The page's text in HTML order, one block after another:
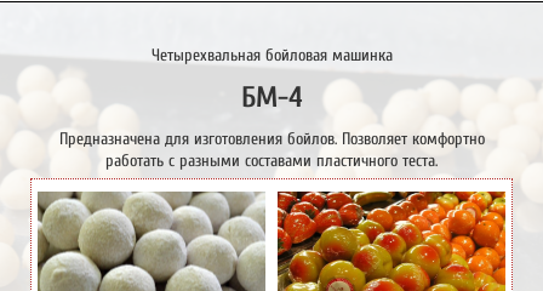
Четырехвальная бойловая машинка
БМ-4
Предназначена для изготовления бойлов. Позволяет комфортно
работать с разными составами пластичного теста.